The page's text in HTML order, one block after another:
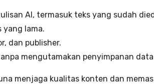
AI, termasuk teks yang sudah
yang lama.
dan publisher.
mengutamakan penyimpanan
menjaga kualitas konten dan